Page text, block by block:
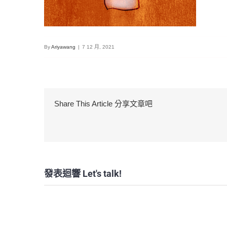
ByAriyawang | 7 12 月, 2021
Share This Article 分享文章吧
發表迴響 Let's talk!